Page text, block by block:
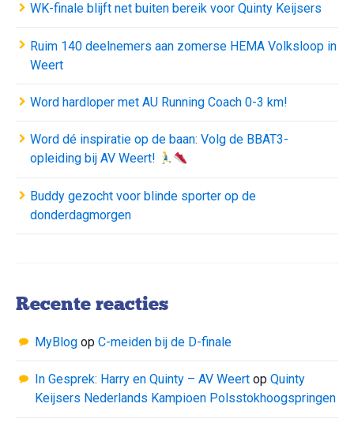
WK-finale blijft net buiten bereik voor Quinty Keijsers
Ruim 140 deelnemers aan zomerse HEMA Volksloop in
Weert
Word hardloper met AU Running Coach 0-3 km!
Word dé inspiratie op de baan: Volg de BBAT3-
opleiding bij AV Weert!
Buddy gezocht voor blinde sporter op de
donderdagmorgen
Recente reacties
MyBlog op C-meiden bij de D-finale
In Gesprek: Harry en Quinty – AV Weert op Quinty
Keijsers Nederlands Kampioen Polsstokhoogspringen